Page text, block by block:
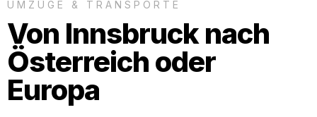
UMZÜGE & TRANSPORTE
Von Innsbruck nach
Österreich oder
Europa